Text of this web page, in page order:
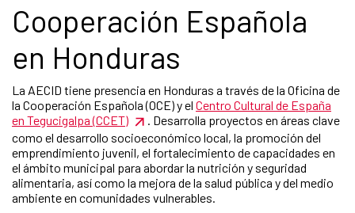
Cooperación Española
en Honduras
La AECID tiene presencia en Honduras a través de la Oficina de
la Cooperación Española (OCE) y el Centro Cultural de España
en Tegucigalpa (CCET)
. Desarrolla proyectos en áreas clave
como el desarrollo socioeconómico local, la promoción del
emprendimiento juvenil, el fortalecimiento de capacidades en
el ámbito municipal para abordar la nutrición y seguridad
alimentaria, así como la mejora de la salud pública y del medio
ambiente en comunidades vulnerables.